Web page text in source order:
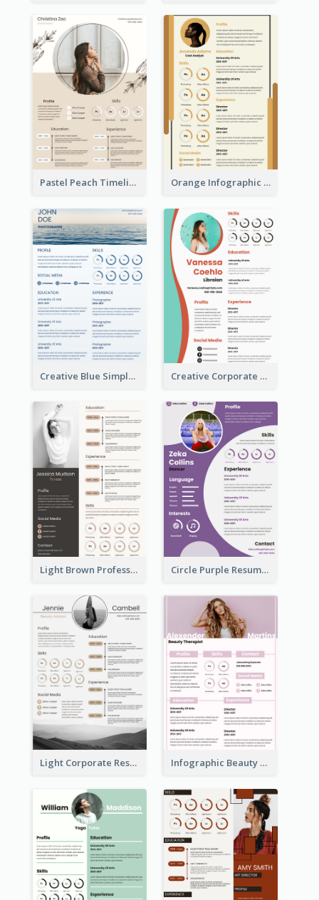
Pastel Peach Timeline Resume Orange Infographic Market Analyst Resume
Creative Blue Simple Resume Creative Corporate Teal Resume
Light Brown Professional Resume Circle Purple Resume
Light Corporate Resume Infographic Beauty Consultant Resume